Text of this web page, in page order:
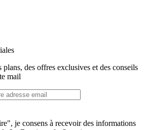
des offres exclusives et des conseils
mail
je consens à recevoir des informations